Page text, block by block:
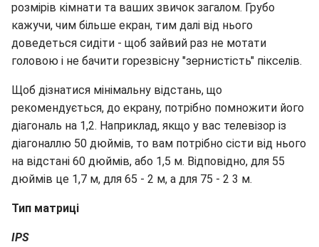
розмірів кімнати та ваших звичок загалом. Грубо
кажучи, чим більше екран, тим далі від нього
доведеться сидіти - щоб зайвий раз не мотати
головою і не бачити горезвісну "зернистість" пікселів.
Щоб дізнатися мінімальну відстань, що
рекомендується, до екрану, потрібно помножити його
діагональ на 1,2. Наприклад, якщо у вас телевізор із
діагоналлю 50 дюймів, то вам потрібно сісти від нього
на відстані 60 дюймів, або 1,5 м. Відповідно, для 55
дюймів це 1,7 м, для 65 - 2 м, а для 75 - 2 3 м.
Тип матриці
IPS